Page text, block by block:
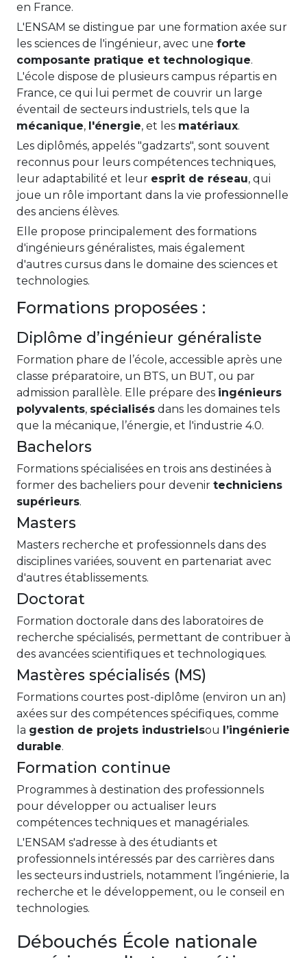
en France.
L'ENSAM se distingue par une formation axée sur
les sciences de l'ingénieur, avec une forte
composante pratique et technologique.
L'école dispose de plusieurs campus répartis en
France, ce qui lui permet de couvrir un large
éventail de secteurs industriels, tels que la
mécanique, l'énergie, et les matériaux.
Les diplômés, appelés "gadzarts", sont souvent
reconnus pour leurs compétences techniques,
leur adaptabilité et leur esprit de réseau, qui
joue un rôle important dans la vie professionnelle
des anciens élèves.
Elle propose principalement des formations
d'ingénieurs généralistes, mais également
d'autres cursus dans le domaine des sciences et
technologies.
Formations proposées :
Diplôme d’ingénieur généraliste
Formation phare de l’école, accessible après une
classe préparatoire, un BTS, un BUT, ou par
admission parallèle. Elle prépare des ingénieurs
polyvalents, spécialisés dans les domaines tels
que la mécanique, l’énergie, et l'industrie 4.0.
Bachelors
Formations spécialisées en trois ans destinées à
former des bacheliers pour devenir techniciens
supérieurs.
Masters
Masters recherche et professionnels dans des
disciplines variées, souvent en partenariat avec
d'autres établissements.
Doctorat
Formation doctorale dans des laboratoires de
recherche spécialisés, permettant de contribuer à
des avancées scientifiques et technologiques.
Mastères spécialisés (MS)
Formations courtes post-diplôme (environ un an)
axées sur des compétences spécifiques, comme
la gestion de projets industrielsou l’ingénierie
durable.
Formation continue
Programmes à destination des professionnels
pour développer ou actualiser leurs
compétences techniques et managériales.
L'ENSAM s'adresse à des étudiants et
professionnels intéressés par des carrières dans
les secteurs industriels, notamment l’ingénierie, la
recherche et le développement, ou le conseil en
technologies.
Débouchés École nationale